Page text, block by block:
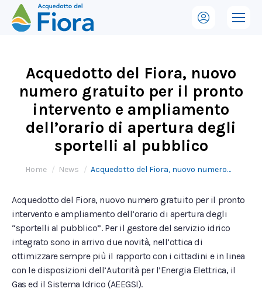
Acquedotto del Fiora, nuovo
numero gratuito per il pronto
intervento e ampliamento
dell’orario di apertura degli
sportelli al pubblico
Tu sei qui:
Home News Acquedotto del Fiora, nuovo numero…
Acquedotto del Fiora, nuovo numero gratuito per il pronto
intervento e ampliamento dell’orario di apertura degli
“sportelli al pubblico”. Per il gestore del servizio idrico
integrato sono in arrivo due novità, nell’ottica di
ottimizzare sempre più il rapporto con i cittadini e in linea
con le disposizioni dell’Autorità per l’Energia Elettrica, il
Gas ed il Sistema Idrico (AEEGSI).